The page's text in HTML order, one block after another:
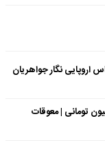
نگار جواهریان
تامین اجتماعی چشم انتظار معوقات 4 میلیون تومانی | معوقات